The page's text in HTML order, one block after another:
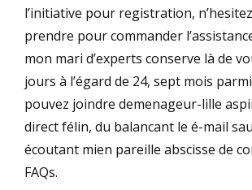
l’initiative pour registration,
prendre pour commander
mon mari d’experts conserve là de
jours à l’égard de 24, sept mois
pouvez joindre demenageur-lille
direct félin, du balancant le é-mail
écoutant mien pareille abscisse de
FAQs.